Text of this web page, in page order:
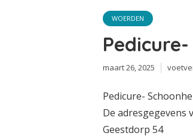
WOERDEN
maart 26, 2025
Pedicure-
De adresgegevens
Geestdorp 54